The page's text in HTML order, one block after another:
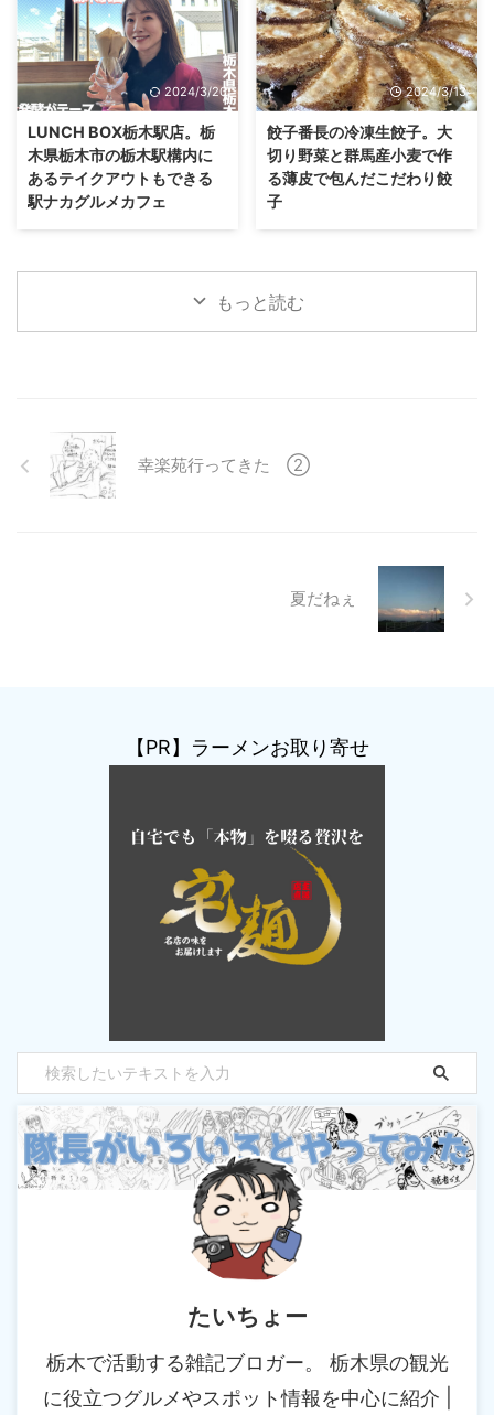
2024/3/20
LUNCH BOX栃木駅店。栃
木県栃木市の栃木駅構内に
あるテイクアウトもできる
駅ナカグルメカフェ
2024/3/13
餃子番長の冷凍生餃子。大
切り野菜と群馬産小麦で作
る薄皮で包んだこだわり餃
子
もっと読む
幸楽苑行ってきた ②
夏だねぇ
【PR】ラーメンお取り寄せ
たいちょー
栃木で活動する雑記ブロガー。 栃木県の観光
に役立つグルメやスポット情報を中心に紹介 |